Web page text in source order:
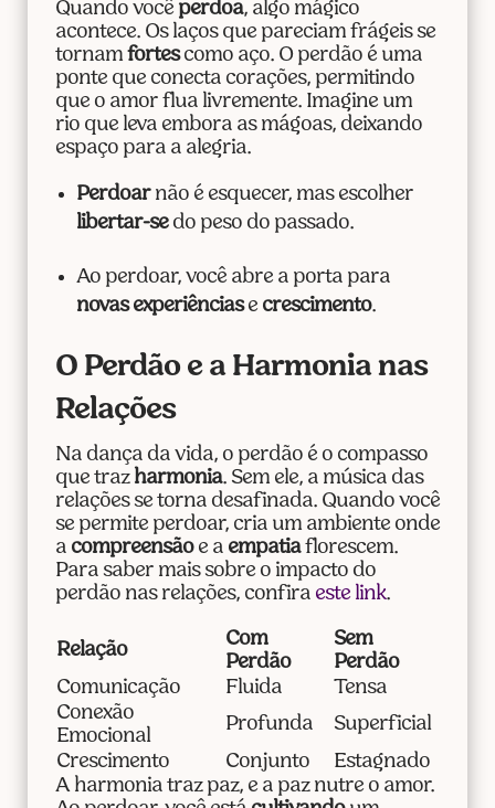
Quando você perdoa, algo mágico
acontece. Os laços que pareciam frágeis se
tornam fortescomo aço. O perdão é uma
ponte que conecta corações, permitindo
que o amor flua livremente. Imagine um
rio que leva embora as mágoas, deixando
espaço para a alegria.
Perdoarnão é esquecer, mas escolher
libertar-sedo peso do passado.
Ao perdoar, você abre a porta para
novas experiênciase crescimento.
O Perdão e a Harmonia nas
Relações
Na dança da vida, o perdão é o compasso
que traz harmonia. Sem ele, a música das
relações se torna desafinada. Quando você
se permite perdoar, cria um ambiente onde
a compreensãoe a empatiaflorescem.
Para saber mais sobre o impacto do
perdão nas relações, confira este link.
Relação
Com
Perdão
Sem
Perdão
Comunicação
Fluida
Tensa
Conexão
Emocional
Profunda
Superficial
Crescimento
Conjunto
Estagnado
A harmonia traz paz, e a paz nutre o amor.